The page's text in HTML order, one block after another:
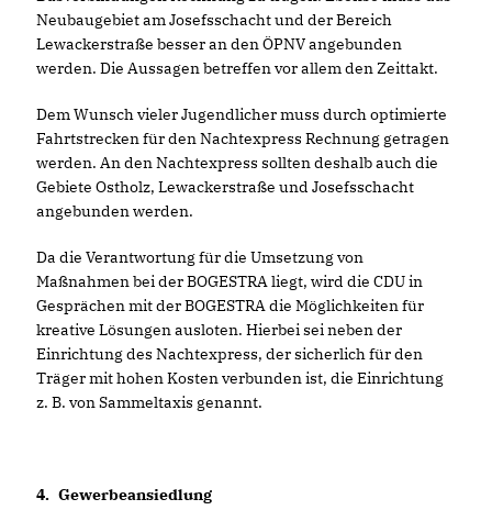
Neubaugebiet am Josefsschacht und der Bereich
Lewackerstraße besser an den ÖPNV angebunden
werden. Die Aussagen betreffen vor allem den Zeittakt.
Dem Wunsch vieler Jugendlicher muss durch optimierte
Fahrtstrecken für den Nachtexpress Rechnung getragen
werden. An den Nachtexpress sollten deshalb auch die
Gebiete Ostholz, Lewackerstraße und Josefsschacht
angebunden werden.
Da die Verantwortung für die Umsetzung von
Maßnahmen bei der BOGESTRA liegt, wird die CDU in
Gesprächen mit der BOGESTRA die Möglichkeiten für
kreative Lösungen ausloten. Hierbei sei neben der
Einrichtung des Nachtexpress, der sicherlich für den
Träger mit hohen Kosten verbunden ist, die Einrichtung
z. B. von Sammeltaxis genannt.
4. Gewerbeansiedlung